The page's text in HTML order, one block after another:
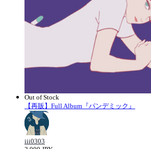
Out of Stock
【再販】Full Album『パンデミック』
iii0303